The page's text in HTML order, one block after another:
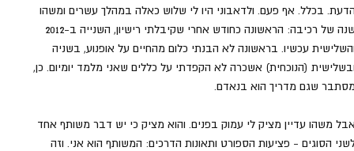
בכלל. אף פעם. ולדאבוני היו לי שלוש כאלה במהלך עשרים ומשהו
עכשיו. בראשונה לא הבנתי כלום מהחיים על אופנוע, בשניה
(הנוכחית) אשכרה לא הקפדתי על כללים שאני מלמד יומיום. כן,
שגם מדריך הוא בנאדם.
משהו עדיין מציק לי עמוק בפנים. והוא מציק כי יש דבר משותף אחד
הסוגים - פציעות הספורט ותאונות הדרכים: המשותף הוא אני. וזה